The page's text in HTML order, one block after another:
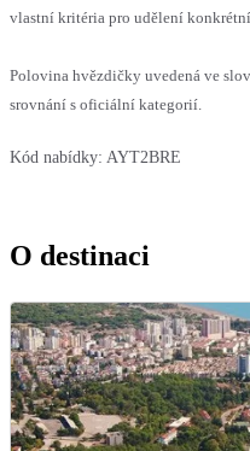
vlastní kritéria pro udělení
Polovina hvězdičky uvedená ve
srovnání s oficiální kategorií.
Kód nabídky: AYT2BRE
O destinaci